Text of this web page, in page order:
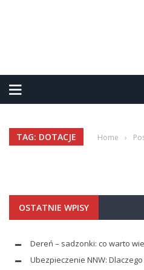
TAG: DOTACJE Home ›
OSTATNIE WPISY
Dereń – sadzonki: co warto
Ubezpieczenie NNW: